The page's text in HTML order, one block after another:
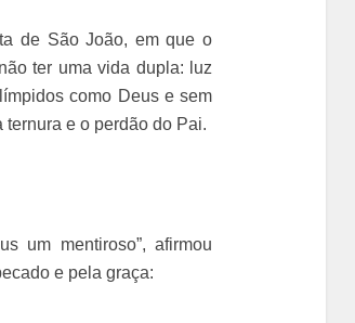
de São João, em que o
ter uma vida dupla: luz
como Deus e sem
e o perdão do Pai.
um mentiroso”, afirmou
e pela graça: